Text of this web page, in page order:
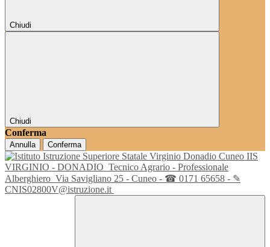
Chiudi
Chiudi
Conferma
Annulla Conferma
IIS
VIRGINIO - DONADIO Tecnico Agrario - Professionale
Alberghiero Via Savigliano 25 - Cuneo - ☎ 0171 65658 - ✎
CNIS02800V@istruzione.it